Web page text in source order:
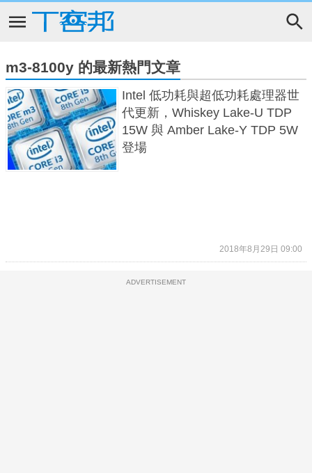
m3-8100y 的最新熱門文章
Intel 低功耗與超低功耗處理器世
代更新，Whiskey Lake-U TDP
15W 與 Amber Lake-Y TDP 5W
登場
2018年8月29日 09:00
ADVERTISEMENT